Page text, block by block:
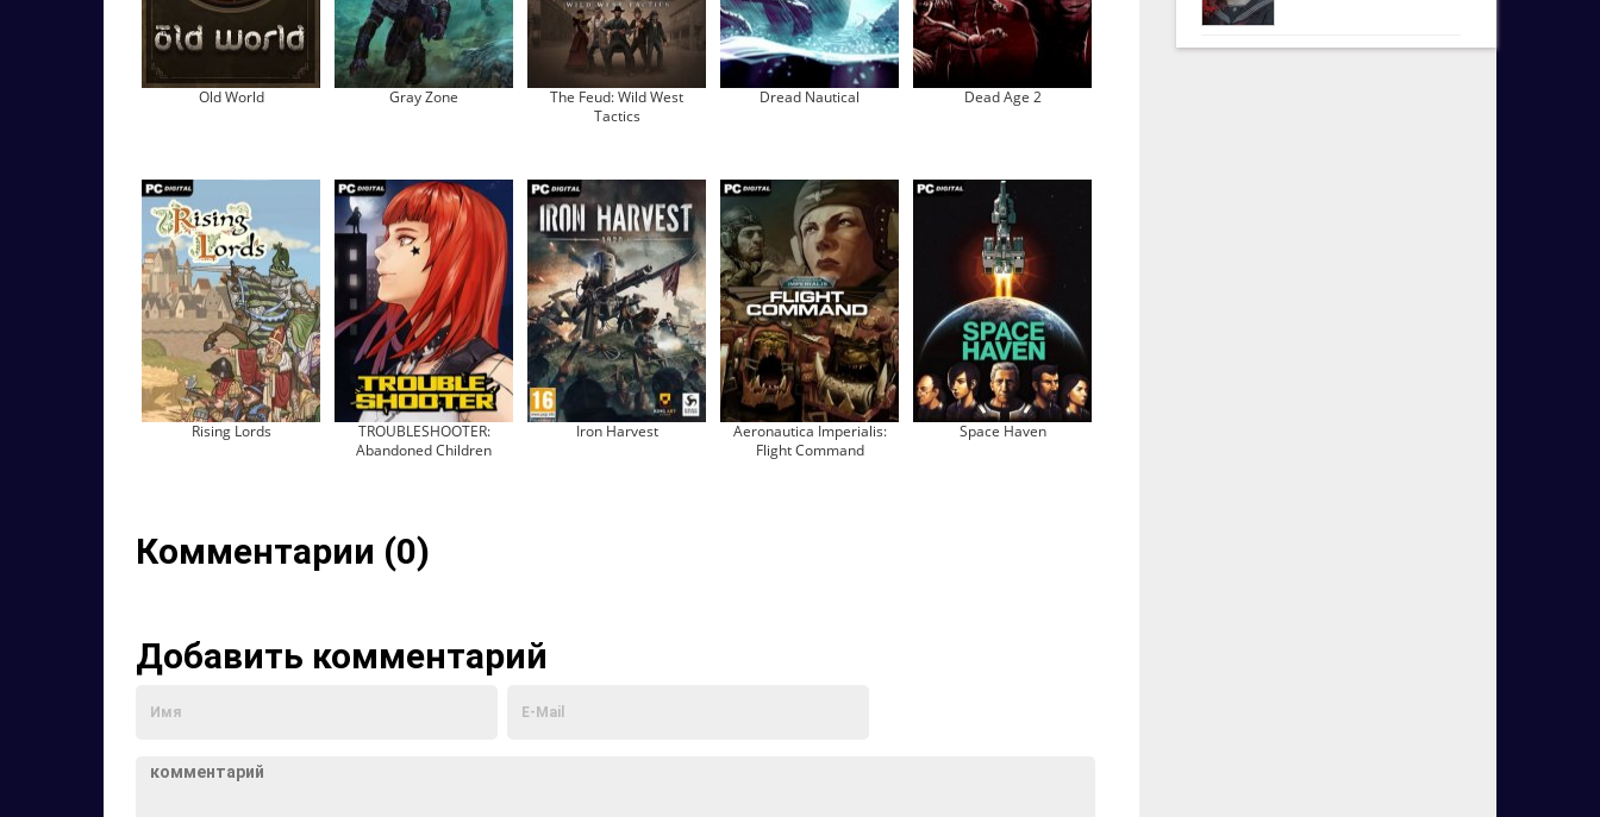
Old World Gray Zone
The Feud: Wild West
Tactics
Dread Nautical Dead Age 2
Rising Lords
TROUBLESHOOTER:
Abandoned Children
Iron Harvest
Aeronautica Imperialis:
Flight Command
Space Haven
Комментарии (0)
Добавить комментарий